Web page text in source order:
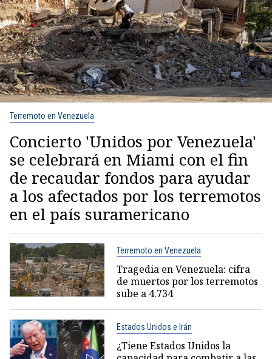
Terremoto en Venezuela
Concierto 'Unidos por Venezuela'
se celebrará en Miami con el fin
de recaudar fondos para ayudar
a los afectados por los terremotos
en el país suramericano
Terremoto en Venezuela
Tragedia en Venezuela: cifra
de muertos por los terremotos
sube a 4.734
Estados Unidos e Irán
¿Tiene Estados Unidos la